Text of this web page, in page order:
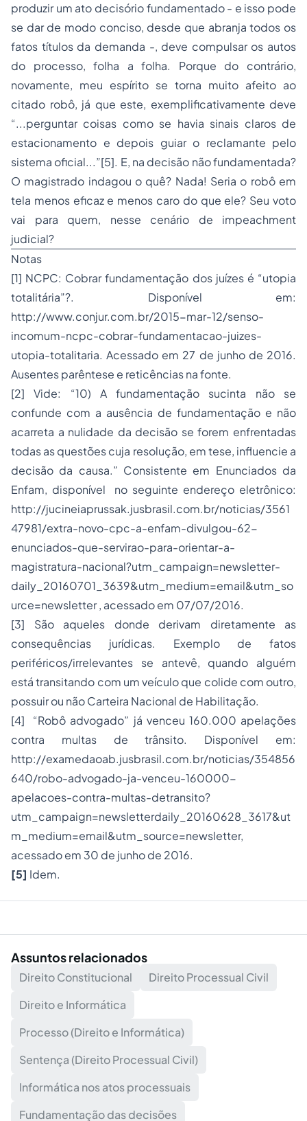
produzir um ato decisório fundamentado - e isso pode
se dar de modo conciso, desde que abranja todos os
fatos títulos da demanda -, deve compulsar os autos
do processo, folha a folha. Porque do contrário,
novamente, meu espírito se torna muito afeito ao
citado robô, já que este, exemplificativamente deve
“...perguntar coisas como se havia sinais claros de
estacionamento e depois guiar o reclamante pelo
sistema oficial...”[5]. E, na decisão não fundamentada?
O magistrado indagou o quê? Nada! Seria o robô em
tela menos eficaz e menos caro do que ele? Seu voto
vai para quem, nesse cenário de impeachment
judicial?
Notas
[1] NCPC: Cobrar fundamentação dos juízes é “utopia
totalitária”?. Disponível em:
http://www.conjur.com.br/2015-mar-12/senso-
incomum-ncpc-cobrar-fundamentacao-juizes-
utopia-totalitaria. Acessado em 27 de junho de 2016.
Ausentes parêntese e reticências na fonte.
[2] Vide: “10) A fundamentação sucinta não se
confunde com a ausência de fundamentação e não
acarreta a nulidade da decisão se forem enfrentadas
todas as questões cuja resolução, em tese, influencie a
decisão da causa.” Consistente em Enunciados da
Enfam, disponível no seguinte endereço eletrônico:
http://jucineiaprussak.jusbrasil.com.br/noticias/3561
47981/extra-novo-cpc-a-enfam-divulgou-62-
enunciados-que-servirao-para-orientar-a-
magistratura-nacional?utm_campaign=newsletter-
daily_20160701_3639&utm_medium=email&utm_so
urce=newsletter , acessado em 07/07/2016.
[3] São aqueles donde derivam diretamente as
consequências jurídicas. Exemplo de fatos
periféricos/irrelevantes se antevê, quando alguém
está transitando com um veículo que colide com outro,
possuir ou não Carteira Nacional de Habilitação.
[4] “Robô advogado” já venceu 160.000 apelações
contra multas de trânsito. Disponível em:
http://examedaoab.jusbrasil.com.br/noticias/354856
640/robo-advogado-ja-venceu-160000-
apelacoes-contra-multas-detransito?
utm_campaign=newsletterdaily_20160628_3617&ut
m_medium=email&utm_source=newsletter,
acessado em 30 de junho de 2016.
[5] Idem.
Assuntos relacionados
Direito Constitucional
Direito Processual Civil
Direito e Informática
Processo (Direito e Informática)
Sentença (Direito Processual Civil)
Informática nos atos processuais
Fundamentação das decisões